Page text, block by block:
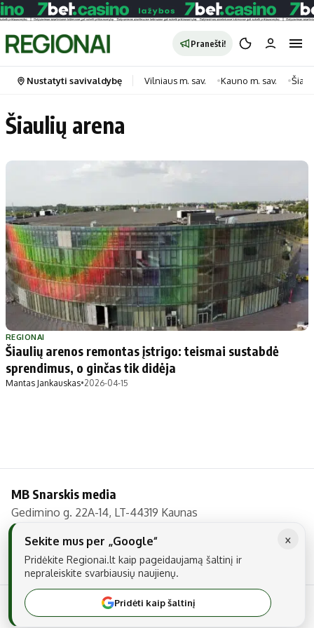
Pranešti!
Portalas
Pradinis puslapis
Naujausi
Regionai
Lietuva
Pasaulis
Politika
Patarimai
Dirbtinis intelektas
Gineso rekordai
Transportas
Horoskopai
Laisvalaikis
Maistas
Sveikata
Technologijos
Indėlių palūkanos
Ekonomikos naujienos
Panevėžio miesto
Šiaulių miesto
Alytaus miesto
Marijampolės
Tauragės rajono
Prienų rajono
Redakcija
Nustatyti savivaldybę Vilniaus m. sav. Kauno m. sav.
Šiaulių arena
REGIONAI
Šiaulių arenos remontas įstrigo: teismai sustabdė
sprendimus, o ginčas tik didėja
Mantas Jankauskas•2026-04-15
MB Snarskis media
Gedimino g. 22A-14, LT-44319 Kaunas
Tel.: +370 606 17737
El. paštas: info@regionai.lt
© 2026 Visos teisės saugomos. Kopijuoti be raštiško sutikimo yra
draudžiama.
×
Sekite mus per „Google“
Pridėkite Regionai.lt kaip pageidaujamą šaltinį ir
nepraleiskite svarbiausių naujienų.
Pridėti kaip šaltinį